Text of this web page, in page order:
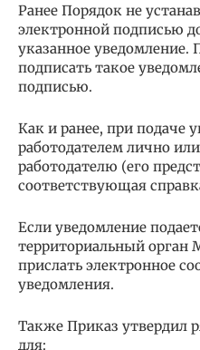
Ранее Порядок не
электронной подписью
указанное уведомление.
подписать такое
подписью.
Как и ранее, при подаче
работодателем лично
работодателю (его
соответствующая
Если уведомление
территориальный орган
прислать электронное
уведомления.
Также Приказ утвердил
для: